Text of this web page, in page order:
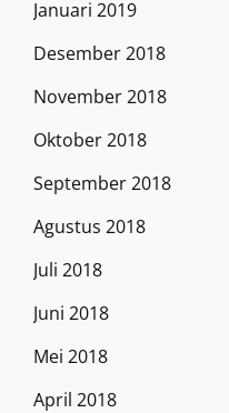
Januari 2019
Desember 2018
November 2018
Oktober 2018
September 2018
Agustus 2018
Juli 2018
Juni 2018
Mei 2018
April 2018